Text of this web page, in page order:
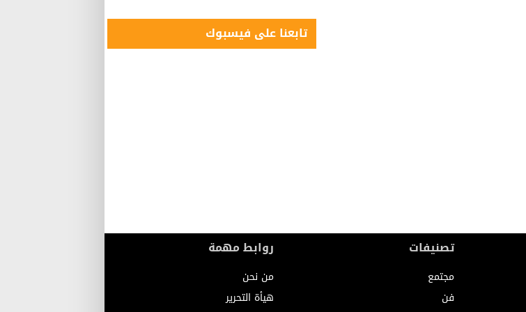
تابعنا على فيسبوك
تصنيفات
مجتمع
فن
روابط مهمة
من نحن
هيأة التحرير